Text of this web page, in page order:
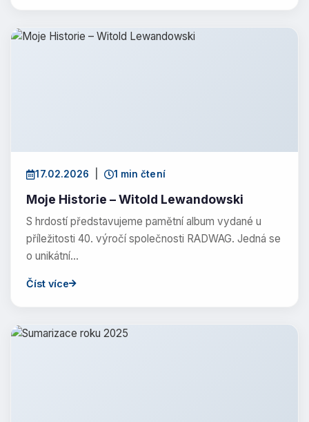
17.02.2026 1 min čtení
Moje Historie – Witold Lewandowski
S hrdostí představujeme pamětní album vydané u
příležitosti 40. výročí společnosti RADWAG. Jedná se
o unikátní…
Číst více